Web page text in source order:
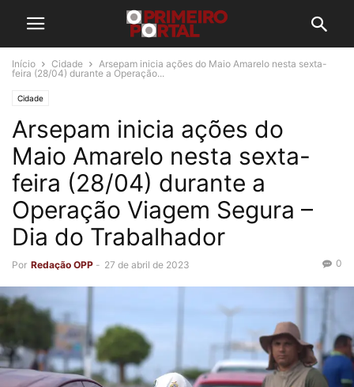
Início Cidade
Arsepam inicia ações do Maio Amarelo nesta sexta-
feira (28/04) durante a Operação...
Cidade
Arsepam inicia ações do
Maio Amarelo nesta sexta-
feira (28/04) durante a
Operação Viagem Segura –
Dia do Trabalhador
Por Redação OPP - 27 de abril de 2023 0